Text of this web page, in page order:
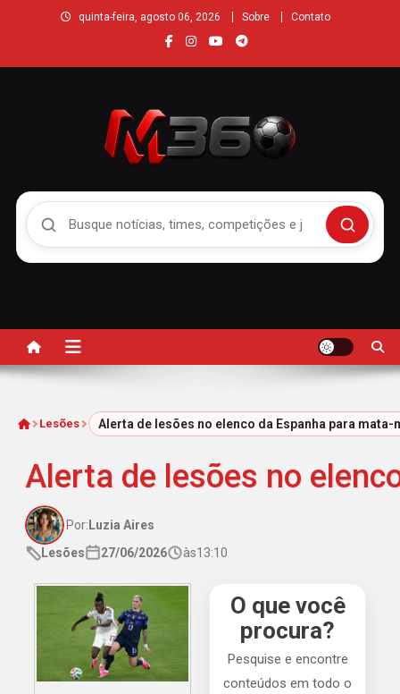
quinta-feira, agosto 06, 2026 Sobre Contato
Buscar
InícioLesões Alerta de lesões no elenco da Espanha para mata-
Alerta de lesões no
Por: Luzia Aires
Lesões
27/06/2026 às13:10
O que você
procura?
Pesquise e encontre
conteúdos em todo o